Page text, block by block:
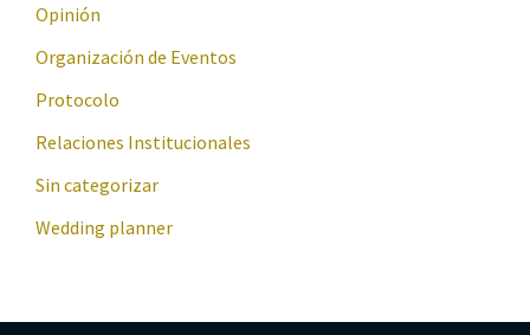
Opinión
Organización de Eventos
Protocolo
Relaciones Institucionales
Sin categorizar
Wedding planner